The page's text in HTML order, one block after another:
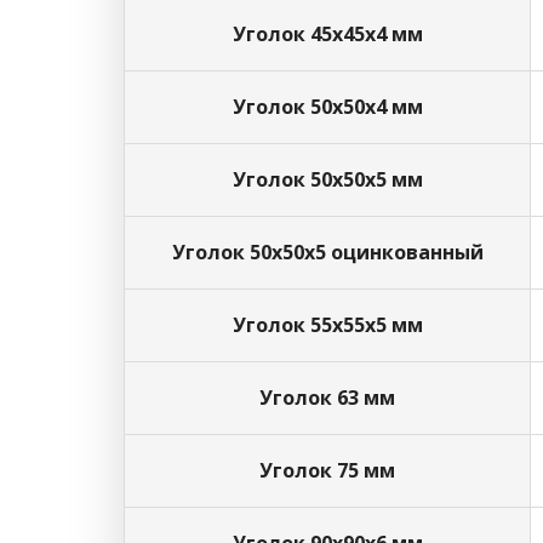
Уголок 45х45х4 мм
Уголок 50х50х4 мм
Уголок 50х50х5 мм
Уголок 50х50х5 оцинкованный
Уголок 55х55х5 мм
Уголок 63 мм
Уголок 75 мм